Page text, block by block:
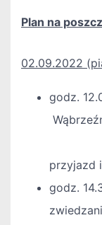
Plan na
02.09.2022
godz.
przyjazd
godz.